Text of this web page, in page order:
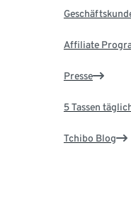
Affiliate
Presse
5 Tassen
Tchibo Blog